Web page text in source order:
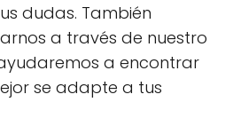
dudas. También
a través de nuestro
a encontrar
se adapte a tus